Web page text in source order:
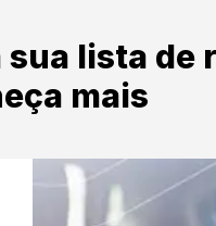
lista de
mais